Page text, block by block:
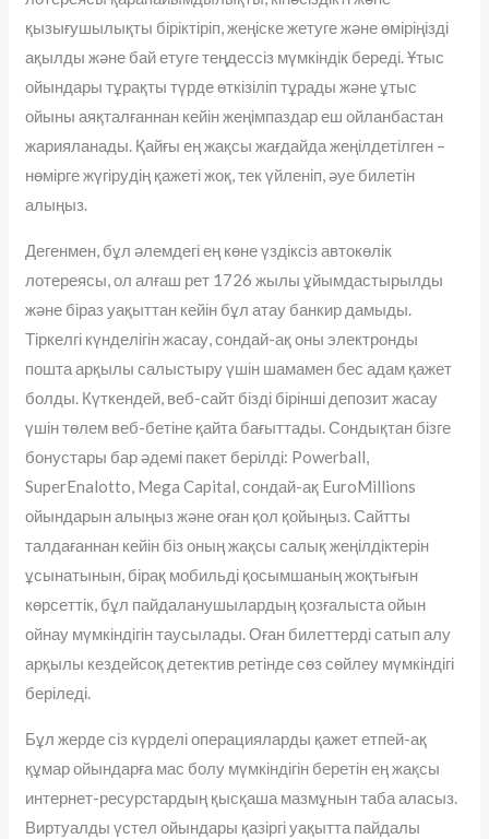
қызығушылықты біріктіріп, жеңіске жетуге және өміріңізді
ақылды және бай етуге теңдессіз мүмкіндік береді. Ұтыс
ойындары тұрақты түрде өткізіліп тұрады және ұтыс
ойыны аяқталғаннан кейін жеңімпаздар еш ойланбастан
жарияланады. Қайғы ең жақсы жағдайда жеңілдетілген –
нөмірге жүгірудің қажеті жоқ, тек үйленіп, әуе билетін
алыңыз.
Дегенмен, бұл әлемдегі ең көне үздіксіз автокөлік
лотереясы, ол алғаш рет 1726 жылы ұйымдастырылды
және біраз уақыттан кейін бұл атау банкир дамыды.
Тіркелгі күнделігін жасау, сондай-ақ оны электронды
пошта арқылы салыстыру үшін шамамен бес адам қажет
болды. Күткендей, веб-сайт бізді бірінші депозит жасау
үшін төлем веб-бетіне қайта бағыттады. Сондықтан бізге
бонустары бар әдемі пакет берілді: Powerball,
SuperEnalotto, Mega Capital, сондай-ақ EuroMillions
ойындарын алыңыз және оған қол қойыңыз. Сайтты
талдағаннан кейін біз оның жақсы салық жеңілдіктерін
ұсынатынын, бірақ мобильді қосымшаның жоқтығын
көрсеттік, бұл пайдаланушылардың қозғалыста ойын
ойнау мүмкіндігін таусылады. Оған билеттерді сатып алу
арқылы кездейсоқ детектив ретінде сөз сөйлеу мүмкіндігі
беріледі.
Бұл жерде сіз күрделі операцияларды қажет етпей-ақ
құмар ойындарға мас болу мүмкіндігін беретін ең жақсы
интернет-ресурстардың қысқаша мазмұнын таба аласыз.
Виртуалды үстел ойындары қазіргі уақытта пайдалы